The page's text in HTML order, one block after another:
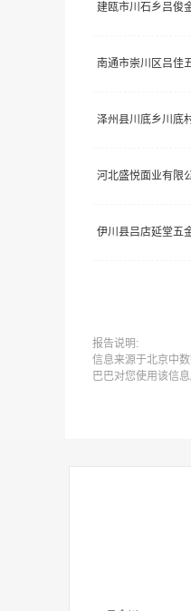
建瓯市川石乡吕俊
南通市崇川区吕佳
泽州县川底乡川底
河北盛悦面业有限
伊川县吕店延堂五
报告说明:
信息来源于北京中
巴巴对您使用该信